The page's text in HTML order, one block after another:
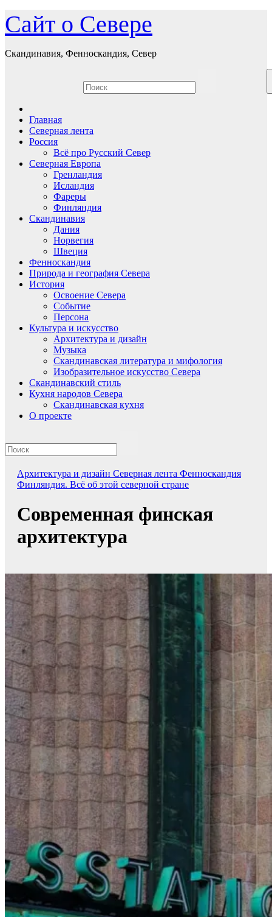
Перейти
к
содержимому
Сайт о Севере
Скандинавия, Фенноскандия, Север
Главная
Северная лента
Россия
Всё про Русский Север
Северная Европа
Гренландия
Исландия
Фареры
Финляндия
Скандинавия
Дания
Норвегия
Швеция
Фенноскандия
Природа и география Севера
История
Освоение Севера
Событие
Персона
Культура и искусство
Архитектура и дизайн
Музыка
Скандинавская литература и мифология
Изобразительное искусство Севера
Скандинавский стиль
Кухня народов Севера
Скандинавская кухня
О проекте
Архитектура и дизайн Северная лента Фенноскандия
Финляндия. Всё об этой северной стране
Современная финская
архитектура